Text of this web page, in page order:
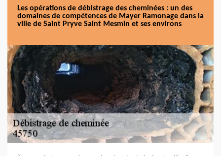
Les opérations de débistrage des cheminées : un des
domaines de compétences de Mayer Ramonage dans la
ville de Saint Pryve Saint Mesmin et ses environs